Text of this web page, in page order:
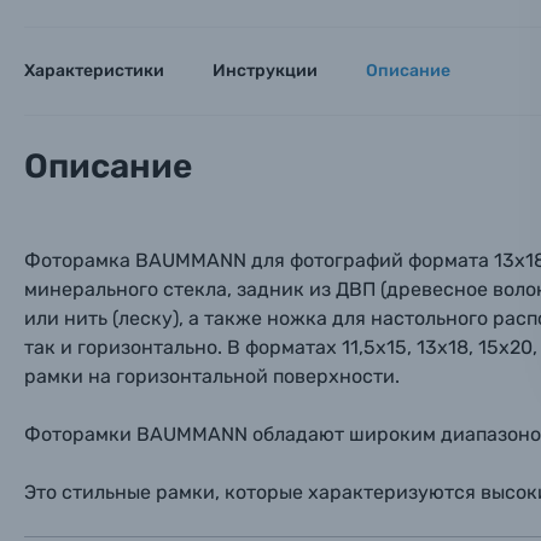
Материалы
Осветительное оборудование
Фоторамки
Фотоальбомы
Характеристики Инструкции Описание
Описание
Фоторамка BAUMMANN для фотографий формата
минерального стекла, задник из ДВП (древесное
или нить (леску), а также ножка для настольного
так и горизонтально. В форматах 11,5х15, 13х18,
рамки на горизонтальной поверхности.
Фоторамки BAUMMANN обладают широким
Это стильные рамки, которые характеризуются